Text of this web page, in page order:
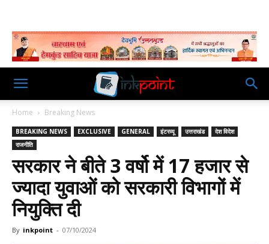
Home Breaking News
BREAKING NEWS EXCLUSIVE GENERAL इंटरव्यू उत्तराखंड
देश विदेश
राजनीति
सरकार ने बीते 3 वर्षो में 17 हजार से
ज्यादा युवाओं को सरकारी विभागों में
नियुक्ति दी
By inkpoint - 07/10/2024